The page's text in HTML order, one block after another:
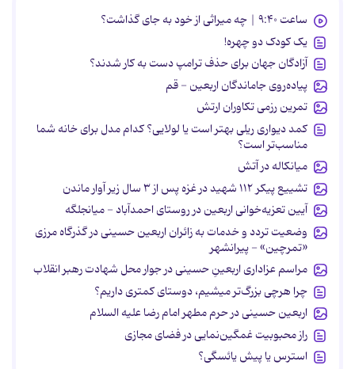
ساعت ۹:۴۰ | چه میراثی از خود به جای گذاشت؟
یک کودک دو چهره!
آزادگان جهان برای حذف ترامپ دست به کار شدند؟
پیاده‌روی جاماندگان اربعین - قم
تمرین رزمی تکاوران ارتش
کمد دیواری ریلی بهتر است یا لولایی؟ کدام مدل برای خانه شما
مناسب‌تر است؟
میانکاله در آتش
تشییع پیکر ۱۱۲ شهید در غزه پس از ۳ سال زیر آوار ماندن
آیین تعزیه‌خوانی اربعین در روستای احمدآباد - میانجلگه
وضعیت تردد و خدمات به زائران اربعین حسینی در گذرگاه مرزی
«تمرچین» - پیرانشهر
مراسم عزاداری اربعینِ حسینی در جوار محل شهادت رهبر انقلاب
چرا هرچی بزرگ‌تر میشیم، دوستای کمتری داریم؟
اربعین حسینی در حرم مطهر امام رضا علیه السلام
راز محبوبیت غمگین‌نمایی در فضای مجازی
استرس یا پیش یائسگی؟